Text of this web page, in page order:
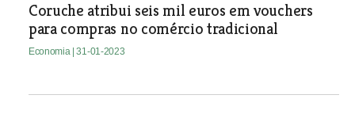
Coruche atribui seis mil euros em vouchers
para compras no comércio tradicional
Economia | 31-01-2023